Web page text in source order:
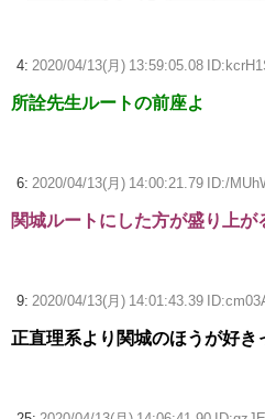
4: 2020/04/13(月) 13:59:05.08
所詮先生ルートの前座よ
6: 2020/04/13(月) 14:00:21.79 ID:/
関城ルートにした方が盛り上が
9: 2020/04/13(月) 14:01:43.39
正直理系より関城のほうが好き